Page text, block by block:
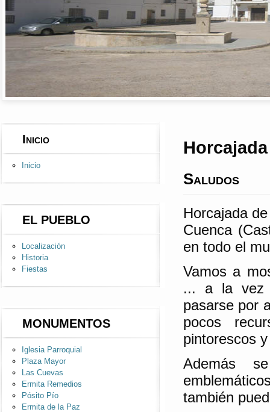
Inicio
Inicio
EL PUEBLO
Localización
Historia
Fiestas
MONUMENTOS
Iglesia Parroquial
Plaza Mayor
Las Cuevas
Ermita Remedios
Pósito Pío
Ermita de la Paz
Saludos
Horcajada
Cuenca
en todo el
Vamos a
... a la vez
pasarse por
pocos
pintorescos
Además
también